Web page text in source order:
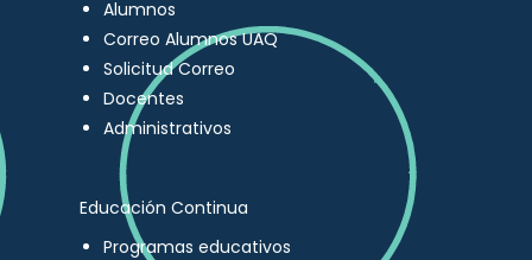
Alumnos
Correo Alumnos UAQ
Solicitud Correo
Docentes
Administrativos
Educación Continua
Programas educativos